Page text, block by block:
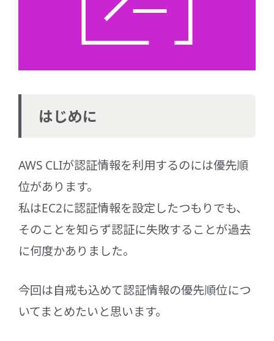
はじめに
AWS CLIが認証情報を利用するのには優先順
位があります。
私はEC2に認証情報を設定したつもりでも、
そのことを知らず認証に失敗することが過去
に何度かありました。
今回は自戒も込めて認証情報の優先順位につ
いてまとめたいと思います。